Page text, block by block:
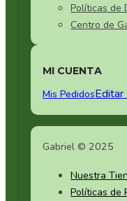
Políticas de
Centro de
MI CUENTA
Mis Pedidos
Gabriel © 2025
Nuestra
Políticas de